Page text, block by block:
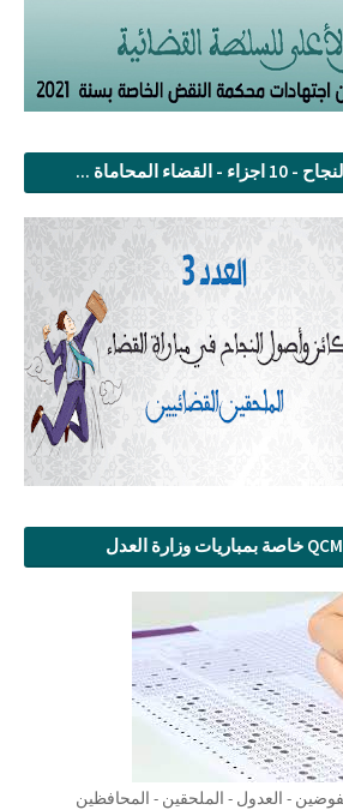
المحاماة ...
- العدول - الملحقين - المحافظين